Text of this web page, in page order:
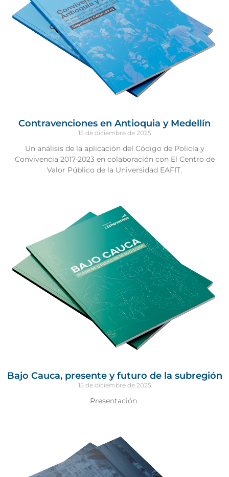
Contravenciones en Antioquia y Medellín
15 de diciembre de 2025
Un análisis de la aplicación del Código de Policía y
Convivencia 2017-2023 en colaboración con El Centro de
Valor Público de la Universidad EAFIT.
Bajo Cauca, presente y futuro de la subregión
15 de diciembre de 2025
Presentación